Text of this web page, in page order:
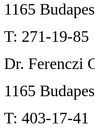
1165
T: 271-19-85
Dr. Ferenczi
1165
T: 403-17-41